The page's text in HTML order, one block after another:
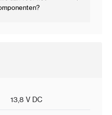
13,8 V DC